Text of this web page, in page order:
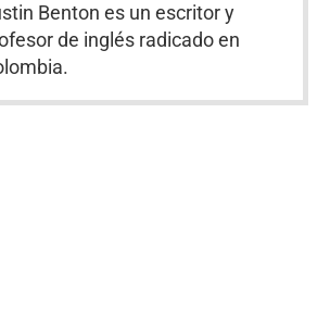
Benton es un escritor y
de inglés radicado en